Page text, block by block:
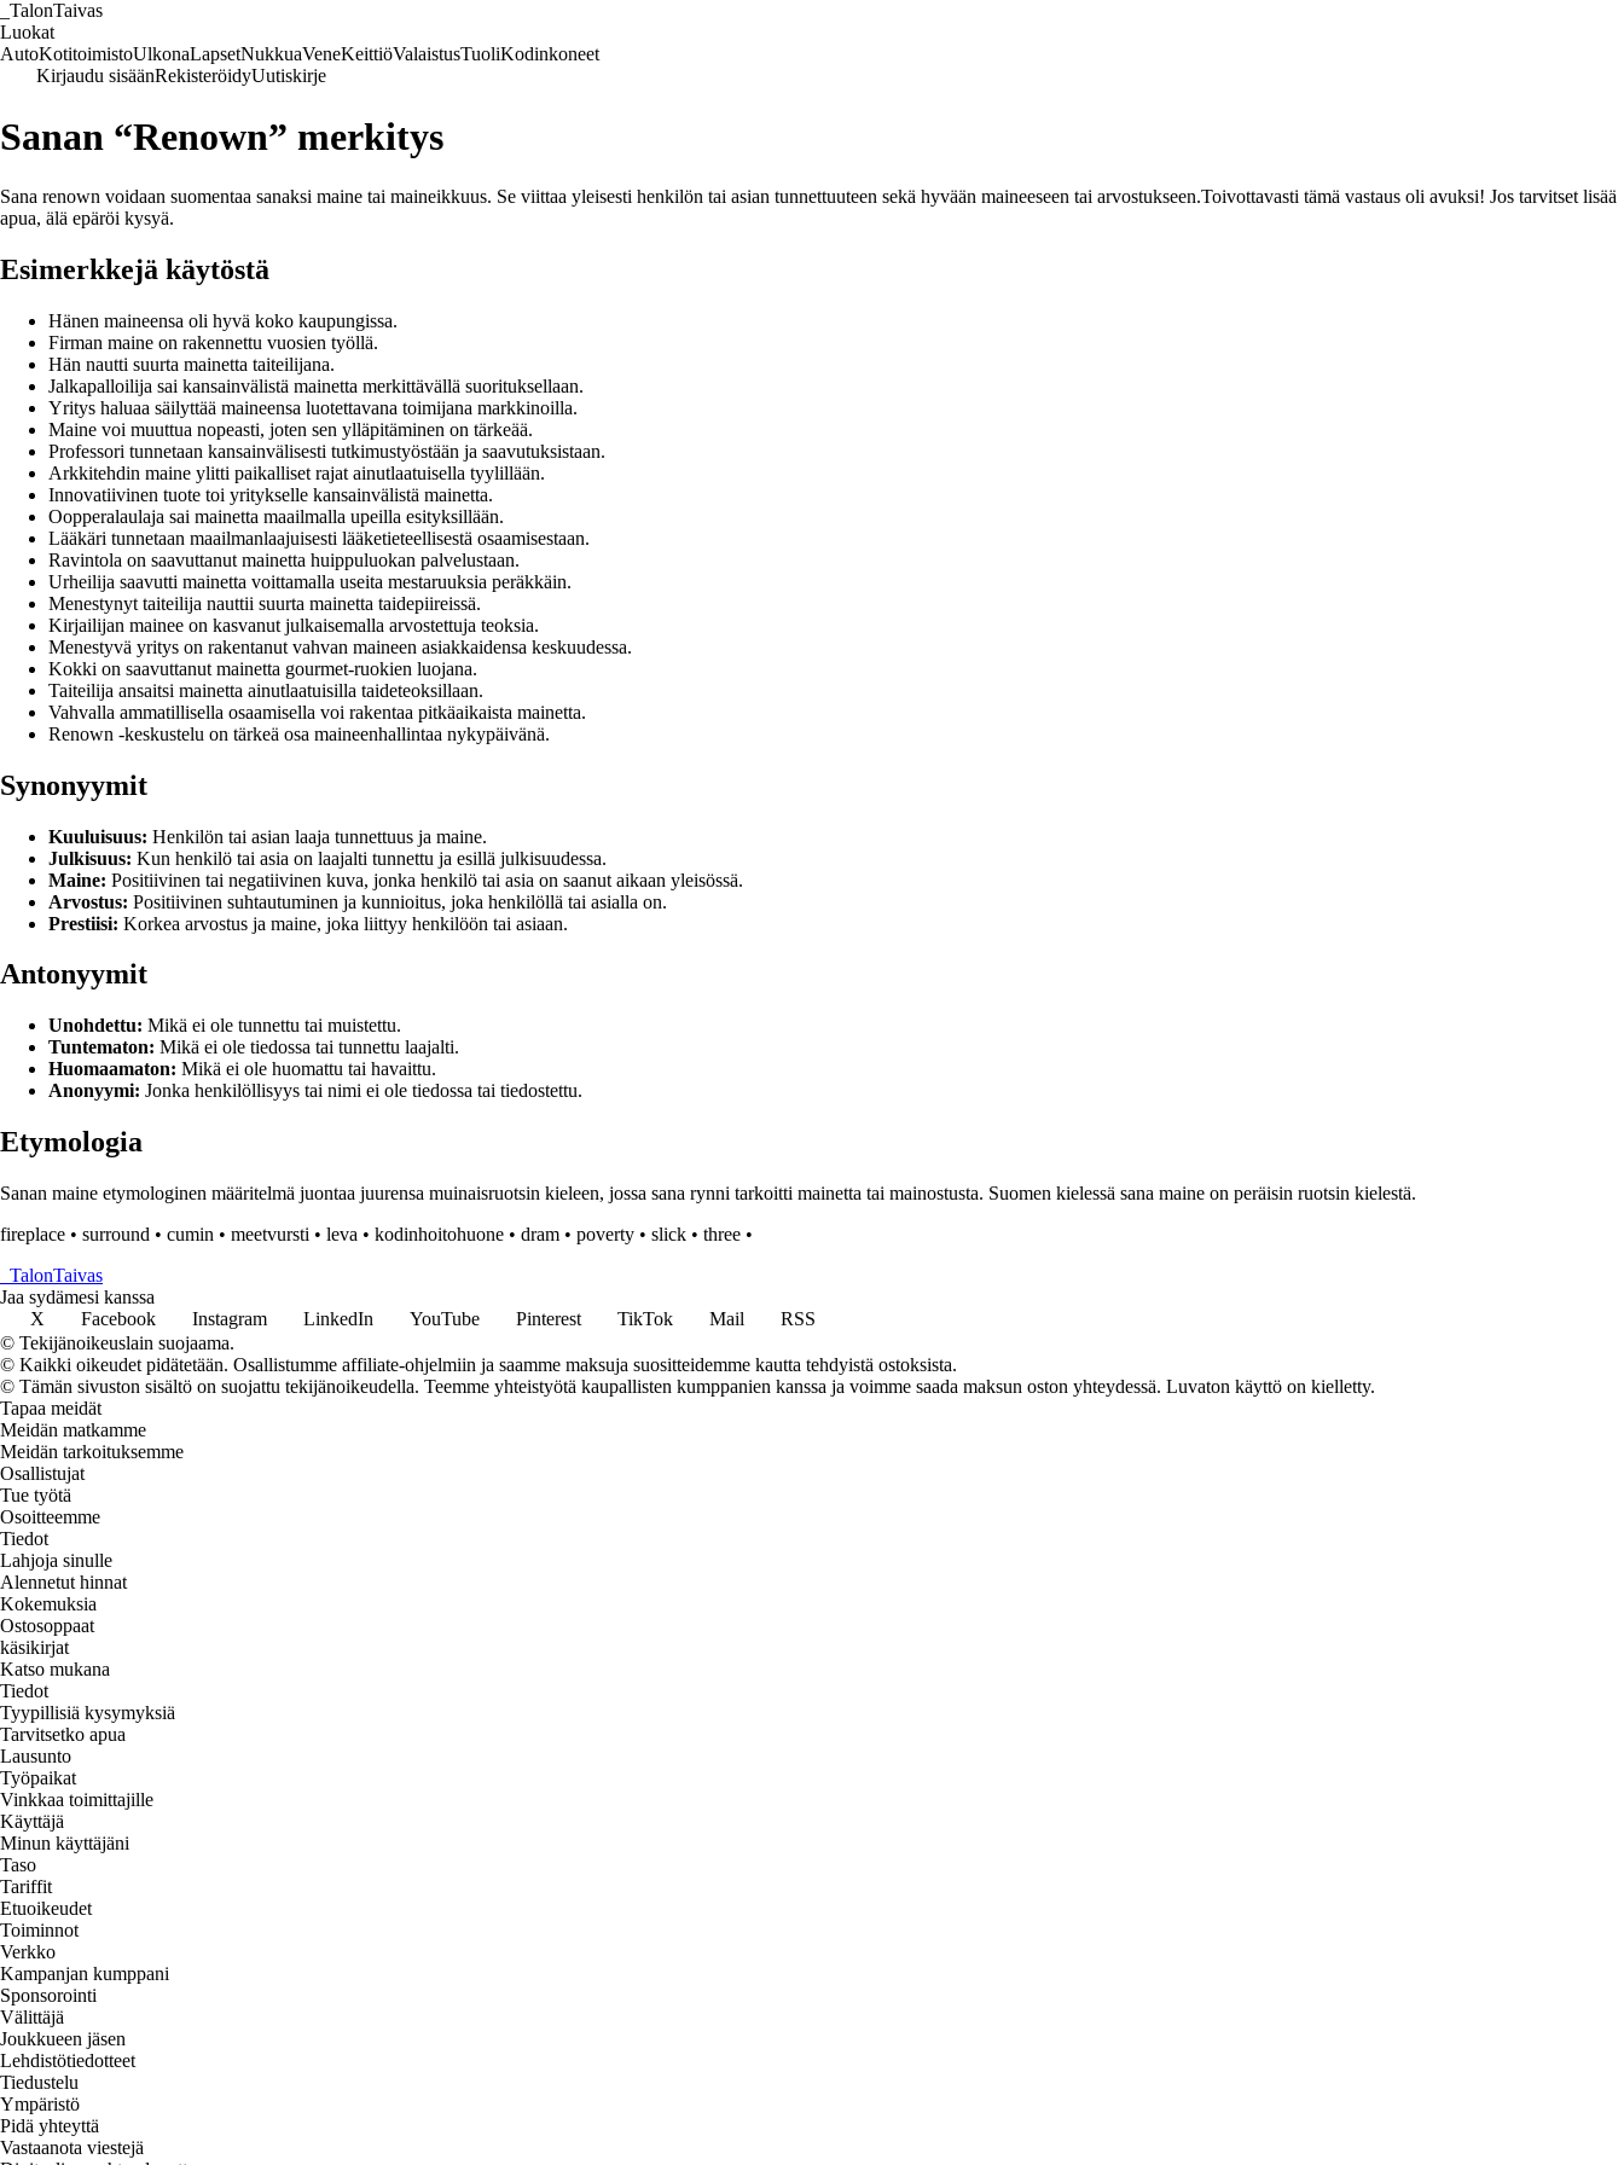
TalonTaivas
Luokat
AutoKotitoimistoUlkonaLapsetNukkuaVeneKeittiöValaistusTuoliKodinkoneet
Kirjaudu sisäänRekisteröidyUutiskirje
Sanan “Renown” merkitys
Sana renown voidaan suomentaa sanaksi maine tai maineikkuus. Se viittaa yleisesti henkilön tai asian tunnettuuteen sekä hyvään maineeseen tai arvostukseen.Toivottavasti tämä vastaus oli avuksi! Jos tarvitset lisää
apua, älä epäröi kysyä.
Esimerkkejä käytöstä
Hänen maineensa oli hyvä koko kaupungissa.
Firman maine on rakennettu vuosien työllä.
Hän nautti suurta mainetta taiteilijana.
Jalkapalloilija sai kansainvälistä mainetta merkittävällä suorituksellaan.
Yritys haluaa säilyttää maineensa luotettavana toimijana markkinoilla.
Maine voi muuttua nopeasti, joten sen ylläpitäminen on tärkeää.
Professori tunnetaan kansainvälisesti tutkimustyöstään ja saavutuksistaan.
Arkkitehdin maine ylitti paikalliset rajat ainutlaatuisella tyylillään.
Innovatiivinen tuote toi yritykselle kansainvälistä mainetta.
Oopperalaulaja sai mainetta maailmalla upeilla esityksillään.
Lääkäri tunnetaan maailmanlaajuisesti lääketieteellisestä osaamisestaan.
Ravintola on saavuttanut mainetta huippuluokan palvelustaan.
Urheilija saavutti mainetta voittamalla useita mestaruuksia peräkkäin.
Menestynyt taiteilija nauttii suurta mainetta taidepiireissä.
Kirjailijan mainee on kasvanut julkaisemalla arvostettuja teoksia.
Menestyvä yritys on rakentanut vahvan maineen asiakkaidensa keskuudessa.
Kokki on saavuttanut mainetta gourmet-ruokien luojana.
Taiteilija ansaitsi mainetta ainutlaatuisilla taideteoksillaan.
Vahvalla ammatillisella osaamisella voi rakentaa pitkäaikaista mainetta.
Renown -keskustelu on tärkeä osa maineenhallintaa nykypäivänä.
Synonyymit
Kuuluisuus: Henkilön tai asian laaja tunnettuus ja maine.
Julkisuus: Kun henkilö tai asia on laajalti tunnettu ja esillä julkisuudessa.
Maine: Positiivinen tai negatiivinen kuva, jonka henkilö tai asia on saanut aikaan yleisössä.
Arvostus: Positiivinen suhtautuminen ja kunnioitus, joka henkilöllä tai asialla on.
Prestiisi: Korkea arvostus ja maine, joka liittyy henkilöön tai asiaan.
Antonyymit
Unohdettu: Mikä ei ole tunnettu tai muistettu.
Tuntematon: Mikä ei ole tiedossa tai tunnettu laajalti.
Huomaamaton: Mikä ei ole huomattu tai havaittu.
Anonyymi: Jonka henkilöllisyys tai nimi ei ole tiedossa tai tiedostettu.
Etymologia
Sanan maine etymologinen määritelmä juontaa juurensa muinaisruotsin kieleen, jossa sana rynni tarkoitti mainetta tai mainostusta. Suomen kielessä sana maine on peräisin ruotsin kielestä.
fireplace • surround • cumin • meetvursti • leva • kodinhoitohuone • dram • poverty • slick • three •
TalonTaivas
Jaa sydämesi kanssa
X
Facebook Instagram LinkedIn YouTube Pinterest TikTok Mail
RSS
© Tekijänoikeuslain suojaama.
© Kaikki oikeudet pidätetään. Osallistumme affiliate-ohjelmiin ja saamme maksuja suositteidemme kautta tehdyistä ostoksista.
© Tämän sivuston sisältö on suojattu tekijänoikeudella. Teemme yhteistyötä kaupallisten kumppanien kanssa ja voimme saada maksun oston yhteydessä. Luvaton käyttö on kielletty.
Tapaa meidät
Meidän matkamme
Meidän tarkoituksemme
Osallistujat
Tue työtä
Osoitteemme
Tiedot
Lahjoja sinulle
Alennetut hinnat
Kokemuksia
Ostosoppaat
käsikirjat
Katso mukana
Tiedot
Tyypillisiä kysymyksiä
Tarvitsetko apua
Lausunto
Työpaikat
Vinkkaa toimittajille
Käyttäjä
Minun käyttäjäni
Taso
Tariffit
Etuoikeudet
Toiminnot
Verkko
Kampanjan kumppani
Sponsorointi
Välittäjä
Joukkueen jäsen
Lehdistötiedotteet
Tiedustelu
Ympäristö
Pidä yhteyttä
Vastaanota viestejä